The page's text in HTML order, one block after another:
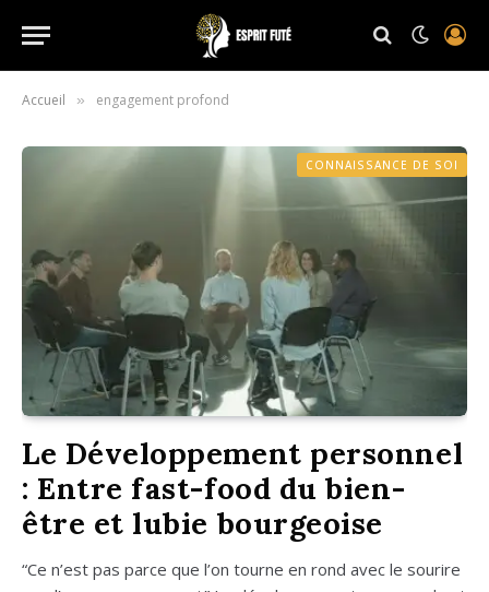
Accueil » engagement profond
CONNAISSANCE DE SOI
Le Développement personnel
: Entre fast-food du bien-
être et lubie bourgeoise
“Ce n’est pas parce que l’on tourne en rond avec le sou­rire